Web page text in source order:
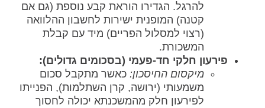
להרגל. הגדירו הוראת קבע נוספת (גם אם
קטנה) המופנית ישירות לחשבון ההלוואה
(רצוי למסלול הפריים) מיד עם קבלת
המשכורת.
פירעון חלקי חד-פעמי (בסכומים גדולים):
מיקסום החיסכון:כאשר מתקבל סכום
משמעותי (ירושה, קרן השתלמות), הפנייתו
לפירעון חלק מהמשכנתא יכולה לחסוך